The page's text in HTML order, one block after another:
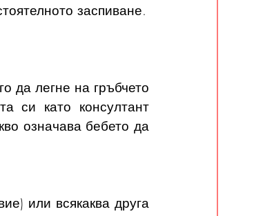
заспиване.
да легне на гръбчето
си като консултант
означава бебето да
или всякаква друга